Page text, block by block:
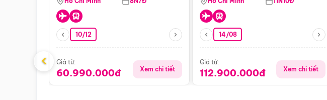
10/12
Giá từ:
60.990.000đ Xem chi tiết
14/08
Giá từ:
112.900.000đ Xem chi tiết
‹